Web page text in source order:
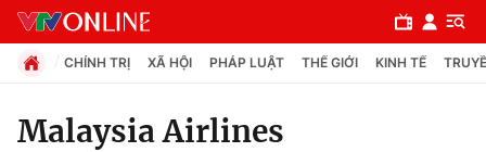
CHÍNH TRỊ XÃ HỘI PHÁP LUẬT THẾ GIỚI KINH TẾ
Malaysia Airlines